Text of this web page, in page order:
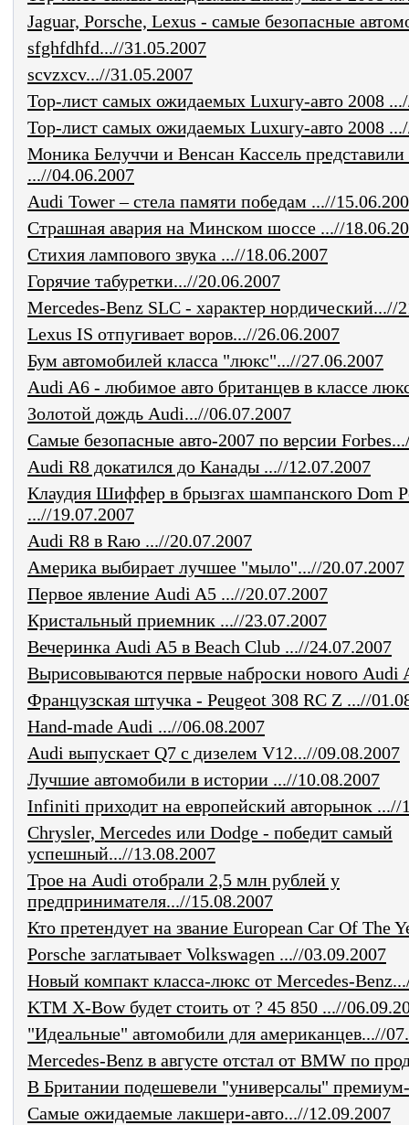
Jaguar, Porsche, Lexus - самые безопасные
sfghfdhfd...//31.05.2007
scvzxcv...//31.05.2007
Top-лист самых ожидаемых Luxury-авто 2008
Top-лист самых ожидаемых Luxury-авто 2008
Моника Белуччи и Венсан Кассель
...//04.06.2007
Audi Tower – стела памяти победам ...//
Страшная авария на Минском шоссе ...//
Стихия лампового звука ...//18.06.2007
Горячие табуретки...//20.06.2007
Mercedes-Benz SLC - характер нордический...//
Lexus IS отпугивает воров...//26.06.2007
Бум автомобилей класса "люкс"...//27.06.2007
Audi A6 - любимое авто британцев в классе
Золотой дождь Audi...//06.07.2007
Самые безопасные авто-2007 по версии
Audi R8 докатился до Канады ...//12.07.2007
Клаудия Шиффер в брызгах шампанского Dom
...//19.07.2007
Audi R8 в Rаю ...//20.07.2007
Америка выбирает лучшее "мыло"...//20.07.2007
Первое явление Audi A5 ...//20.07.2007
Кристальный приемник ...//23.07.2007
Вечеринка Audi A5 в Beach Club ...//24.07.2007
Вырисовываются первые наброски нового Audi
Французская штучка - Peugeot 308 RC Z ...//
Hand-made Audi ...//06.08.2007
Audi выпускает Q7 с дизелем V12...//09.08.2007
Лучшие автомобили в истории ...//10.08.2007
Infiniti приходит на европейский авторынок ...//
Chrysler, Mercedes или Dodge - победит самый
успешный...//13.08.2007
Трое на Audi отобрали 2,5 млн рублей у
предпринимателя...//15.08.2007
Кто претендует на звание European Car Of The
Porsche заглатывает Volkswagen ...//03.09.2007
Новый компакт класса-люкс от Mercedes-
KTM X-Bow будет стоить от ? 45 850 ...//
"Идеальные" автомобили для американцев...//
Mercedes-Benz в августе отстал от BMW по
В Британии подешевели "универсалы"
Самые ожидаемые лакшери-авто...//12.09.2007